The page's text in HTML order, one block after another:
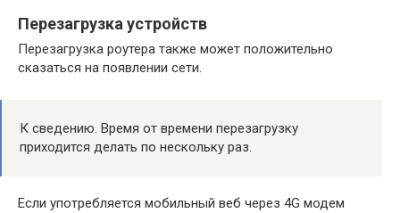
Перезагрузка устройств
Перезагрузка роутера также может положительно
сказаться на появлении сети.
К сведению. Время от времени перезагрузку
приходится делать по нескольку раз.
Если употребляется мобильный веб через 4G модем